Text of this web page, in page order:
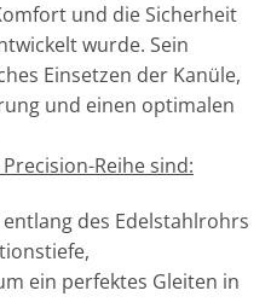
und die Sicherheit
wurde. Sein
Einsetzen der Kanüle,
und einen optimalen
Reihe sind:
des Edelstahlrohrs
ein perfektes Gleiten in